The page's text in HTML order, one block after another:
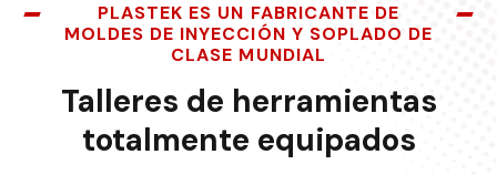
PLASTEK ES UN FABRICANTE DE
MOLDES DE INYECCIÓN Y SOPLADO DE
CLASE MUNDIAL
Talleres de herramientas
totalmente equipados